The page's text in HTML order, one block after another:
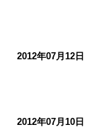
2012年07月12日
2012年07月10日